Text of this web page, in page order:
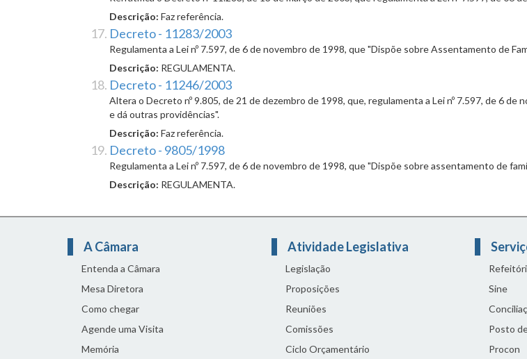
Descrição: Faz referência.
Decreto - 11283/2003
Regulamenta a Lei nº 7.597, de 6 de novembro de 1998, que "Dispõe sobre Assentamento de
Descrição: REGULAMENTA.
Decreto - 11246/2003
Altera o Decreto nº 9.805, de 21 de dezembro de 1998, que, regulamenta a Lei nº 7.597, de 6
e dá outras providências".
Descrição: Faz referência.
Decreto - 9805/1998
Regulamenta a Lei nº 7.597, de 6 de novembro de 1998, que "Dispõe sobre assentamento de
Descrição: REGULAMENTA.
A Câmara
Entenda a Câmara
Mesa Diretora
Como chegar
Agende uma Visita
Memória
Atividade Legislativa
Legislação
Proposições
Reuniões
Comissões
Ciclo Orçamentário
Sine
Posto
Procon